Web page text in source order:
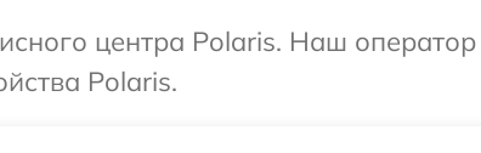
центра Polaris. Наш
Polaris.